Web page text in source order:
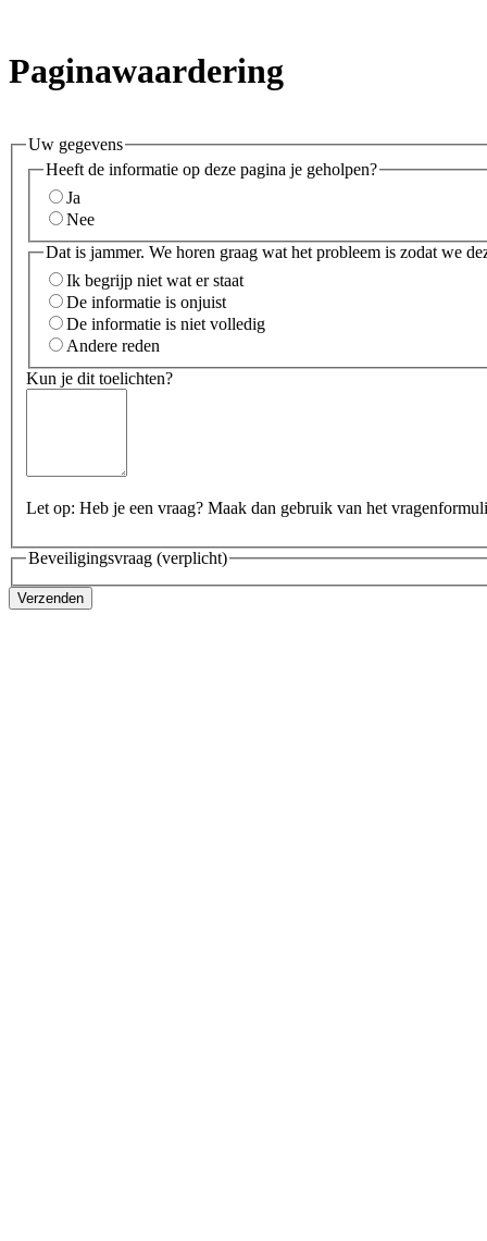
Paginawaardering
Uw gegevens
Heeft de informatie op deze pagina je geholpen?
Ja
Nee
Dat is jammer. We horen graag wat het probleem is zodat we
Ik begrijp niet wat er staat
De informatie is onjuist
De informatie is niet volledig
Andere reden
Kun je dit toelichten?
Let op: Heb je een vraag? Maak dan gebruik van het
Beveiligingsvraag (verplicht)
Verzenden